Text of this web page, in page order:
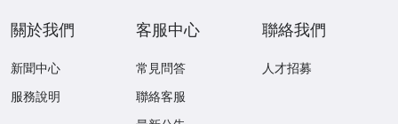
關於我們
新聞中心
服務說明
客服中心
常見問答
聯絡客服
聯絡我們
人才招募